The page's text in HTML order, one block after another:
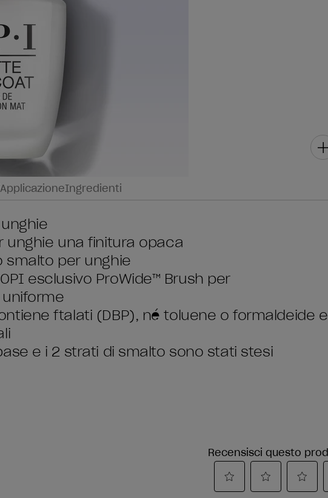
ApplicazioneIngredienti
unghie una finitura opaca
smalto per unghie
esclusivo ProWide™ Brush per
uniforme
ftalati (DBP), né toluene o formaldeide e
e i 2 strati di smalto sono stati stesi